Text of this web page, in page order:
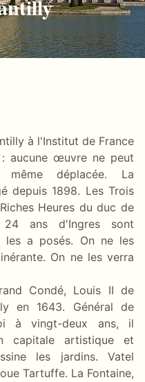
à l'Institut de France
aucune œuvre ne peut
déplacée. La
depuis 1898. Les Trois
Heures du duc de
ans d'Ingres sont
les a posés. On ne les
On ne les verra
Condé, Louis II de
en 1643. Général de
à vingt-deux ans, il
capitale artistique et
les jardins. Vatel
Tartuffe. La Fontaine,